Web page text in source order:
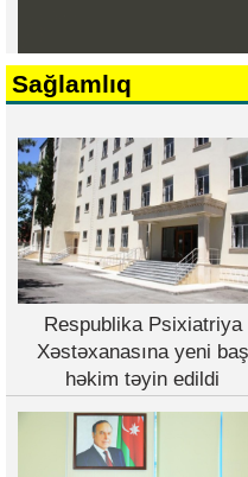
5-04-2023, 11:11
Respublika Psixiatriya
Xəstəxanasına yeni baş
həkim təyin edildi
Sağlamlıq
Respublika Psixiatriya
Xəstəxanasına yeni baş
həkim təyin edildi